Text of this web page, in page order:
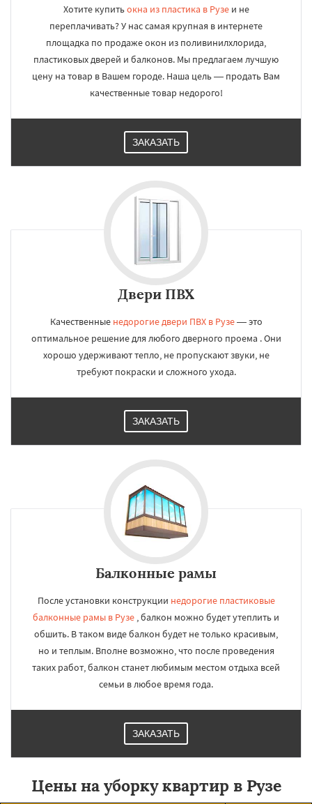
Хотите купитьокна из пластика в Рузеи не
переплачивать? У нас самая крупная в интернете
площадка по продаже окон из поливинилхлорида,
пластиковых дверей и балконов. Мы предлагаем лучшую
цену на товар в Вашем городе. Наша цель — продать Вам
качественные товар недорого!
ЗАКАЗАТЬ
Двери ПВХ
Качественные недорогие двери ПВХ в Рузе— это
оптимальное решение для любого дверного проема . Они
хорошо удерживают тепло, не пропускают звуки, не
требуют покраски и сложного ухода.
ЗАКАЗАТЬ
Балконные рамы
После установки конструкции недорогие пластиковые
балконные рамы в Рузе , балкон можно будет утеплить и
обшить. В таком виде балкон будет не только красивым,
но и теплым. Вполне возможно, что после проведения
таких работ, балкон станет любимым местом отдыха всей
семьи в любое время года.
ЗАКАЗАТЬ
Цены на уборку квартир в Рузе